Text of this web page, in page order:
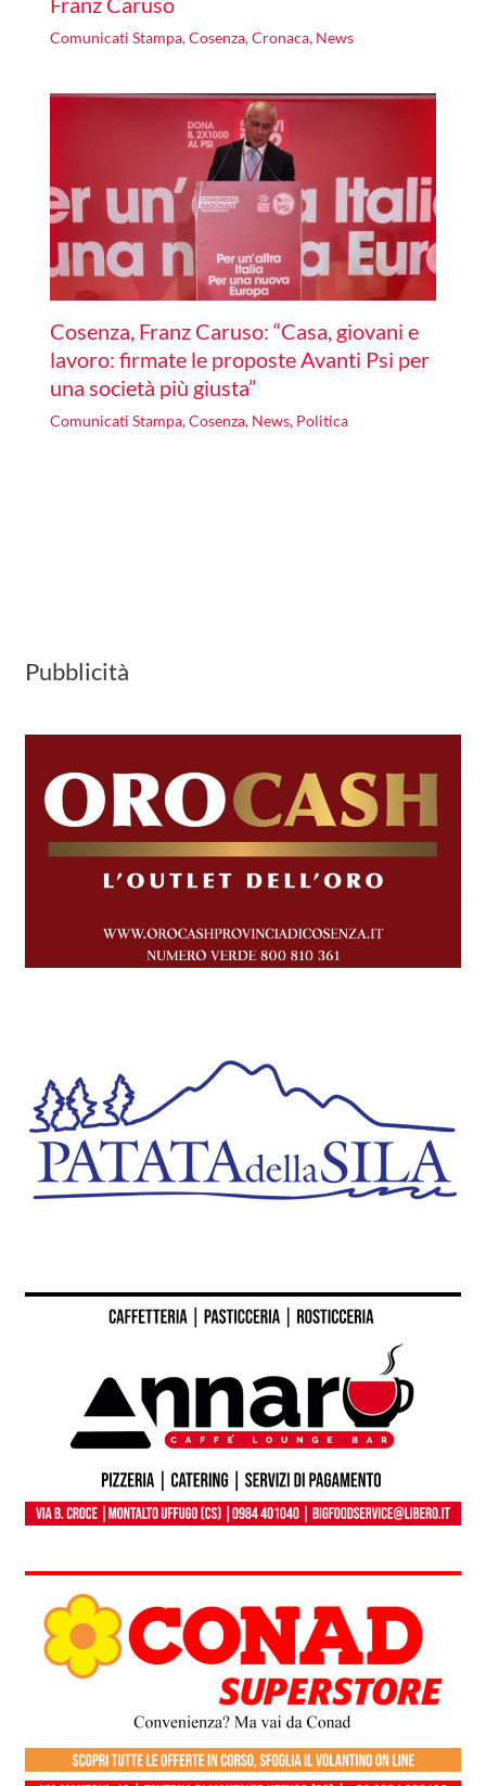
Comunicati Stampa,Cosenza,Cronaca, News
Cosenza, Franz Caruso: “Casa, giovani e
lavoro: firmate le proposte Avanti Psi per
una società più giusta”
Comunicati Stampa,Cosenza, News, Politica
Pubblicità